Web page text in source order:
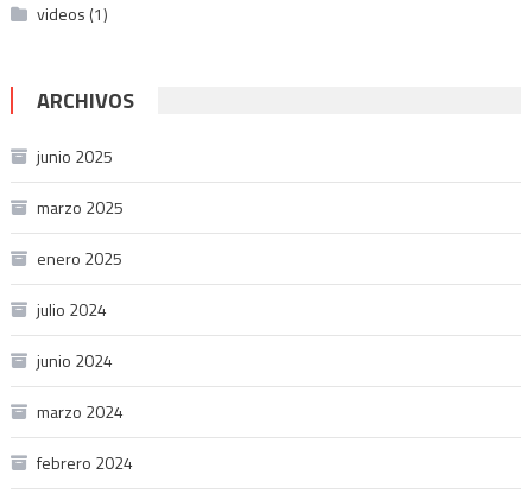
videos (1)
ARCHIVOS
junio 2025
marzo 2025
enero 2025
julio 2024
junio 2024
marzo 2024
febrero 2024